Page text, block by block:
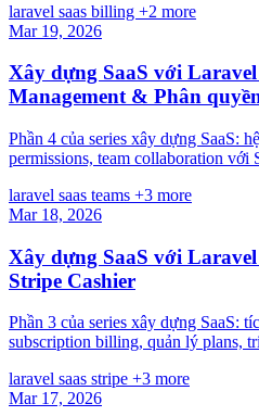
laravel saas billing +2 more
Mar 19, 2026
Xây dựng SaaS với
Management & Phân
Phần 4 của series xây dựng SaaS:
permissions, team collaboration với
laravel saas teams +3 more
Mar 18, 2026
Xây dựng SaaS với
Stripe Cashier
Phần 3 của series xây dựng SaaS:
subscription billing, quản lý plans,
laravel saas stripe +3 more
Mar 17, 2026